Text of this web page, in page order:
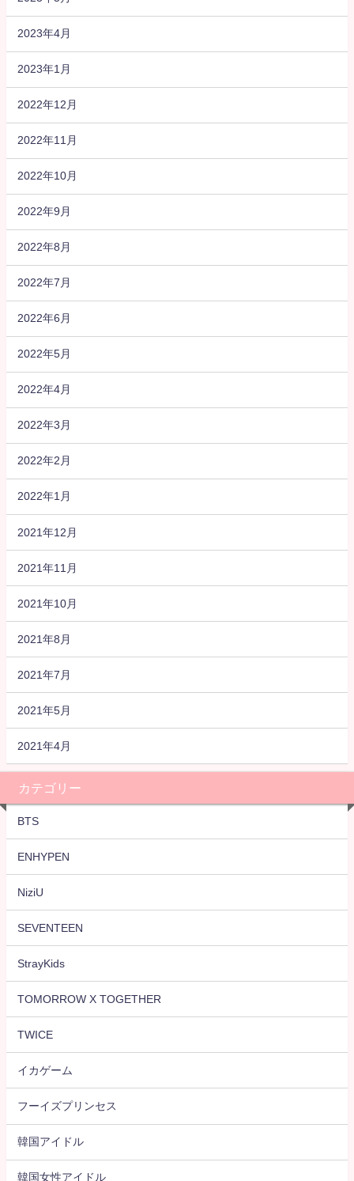
2023年4月
2023年1月
2022年12月
2022年11月
2022年10月
2022年9月
2022年8月
2022年7月
2022年6月
2022年5月
2022年4月
2022年3月
2022年2月
2022年1月
2021年12月
2021年11月
2021年10月
2021年8月
2021年7月
2021年5月
2021年4月
カテゴリー
BTS
ENHYPEN
NiziU
SEVENTEEN
StrayKids
TOMORROW X TOGETHER
TWICE
イカゲーム
フーイズプリンセス
韓国アイドル
韓国女性アイドル